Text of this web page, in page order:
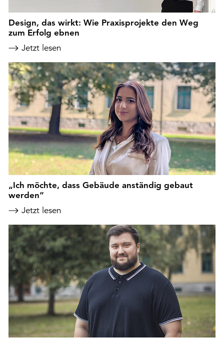
Design, das wirkt: Wie Praxisprojekte den Weg
zum Erfolg ebnen
Jetzt lesen
„Ich möchte, dass Gebäude anständig gebaut
werden“
Jetzt lesen